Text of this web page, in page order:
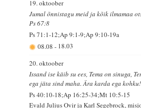
19. oktoober
Jumal õnnistagu meid ja kõik ilmamaa
Ps 67:8
Ps 71:1-12;Ap 9:1-9;Ap 9:10-19a
08.08- 18.03
20. oktoober
Issand ise käib su ees, Tema on sinuga,
ega jäta sind maha. Ära karda ega
Ps 40:10-18;Ap 16:25-34;Mt 10:5-15
Evald Julius Ovir ja Karl Segebrock,